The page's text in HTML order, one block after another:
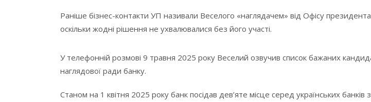
Раніше бізнес-контакти УП називали Веселого «наглядачем» від Офісу
оскільки жодні рішення не ухвалювалися без його участі.
У телефонній розмові 9 травня 2025 року Веселий озвучив список бажаних
наглядової ради банку.
Станом на 1 квітня 2025 року банк посідав дев’яте місце серед українських банків